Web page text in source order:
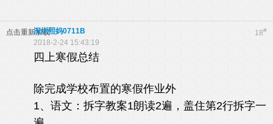
点击重新加载 18#
深圳熙妈0711B
2018-2-24 15:43:19
四上寒假总结
除完成学校布置的寒假作业外
1、语文：拆字教案1朗读2遍，盖住第2行拆字一